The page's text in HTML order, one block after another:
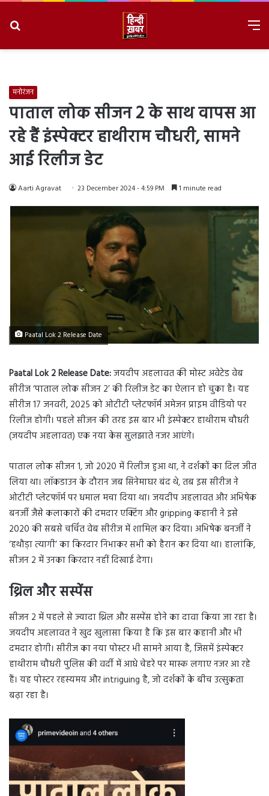
मनोरंजन
पाताल लोक सीजन 2 के साथ वापस आ
रहे हैं इंस्पेक्टर हाथीराम चौधरी, सामने
आई रिलीज डेट
Aarti Agravat 23 December 2024 - 4:59 PM 1 minute read
Paatal Lok 2 Release Date
Paatal Lok 2 Release Date:जयदीप अहलावत की मोस्ट अवेटेड वेब
सीरीज ‘पाताल लोक सीजन 2’ की रिलीज डेट का ऐलान हो चुका है। यह
सीरीज 17 जनवरी, 2025 को ओटीटी प्लेटफॉर्म अमेजन प्राइम वीडियो पर
रिलीज होगी। पहले सीजन की तरह इस बार भी इंस्पेक्टर हाथीराम चौधरी
(जयदीप अहलावत) एक नया केस सुलझाते नजर आएंगे।
पाताल लोक सीजन 1, जो 2020 में रिलीज हुआ था, ने दर्शकों का दिल जीत
लिया था। लॉकडाउन के दौरान जब सिनेमाघर बंद थे, तब इस सीरीज ने
ओटीटी प्लेटफॉर्म पर धमाल मचा दिया था। जयदीप अहलावत और अभिषेक
बनर्जी जैसे कलाकारों की दमदार एक्टिंग और gripping कहानी ने इसे
2020 की सबसे चर्चित वेब सीरीज में शामिल कर दिया। अभिषेक बनर्जी ने
‘हथौड़ा त्यागी’ का किरदार निभाकर सभी को हैरान कर दिया था। हालांकि,
सीजन 2 में उनका किरदार नहीं दिखाई देगा।
थ्रिल और सस्पेंस
सीजन 2 में पहले से ज्यादा थ्रिल और सस्पेंस होने का दावा किया जा रहा है।
जयदीप अहलावत ने खुद खुलासा किया है कि इस बार कहानी और भी
दमदार होगी। सीरीज का नया पोस्टर भी सामने आया है, जिसमें इंस्पेक्टर
हाथीराम चौधरी पुलिस की वर्दी में आधे चेहरे पर मास्क लगाए नजर आ रहे
हैं। यह पोस्टर रहस्यमय और intriguing है, जो दर्शकों के बीच उत्सुकता
बढ़ा रहा है।